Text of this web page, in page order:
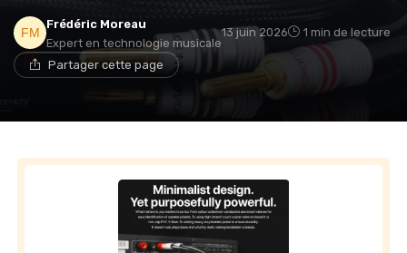
Frédéric Moreau
Expert en technologie musicale
13 juin 2026 1 min de lecture
Partager cette page